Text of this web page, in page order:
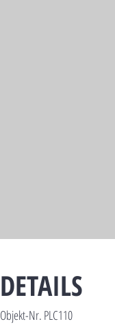
DETAILS
Objekt-Nr. PLC110